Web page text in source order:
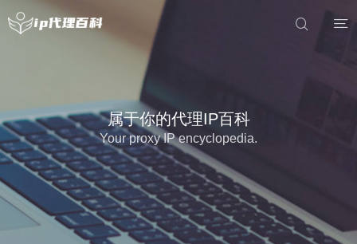
属于你的代理IP百科
Your proxy IP encyclopedia.